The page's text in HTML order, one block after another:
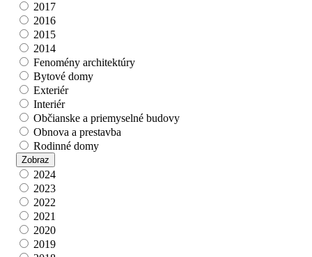
2017
2016
2015
2014
Fenomény architektúry
Bytové domy
Exteriér
Interiér
Občianske a priemyselné budovy
Obnova a prestavba
Rodinné domy
2024
2023
2022
2021
2020
2019